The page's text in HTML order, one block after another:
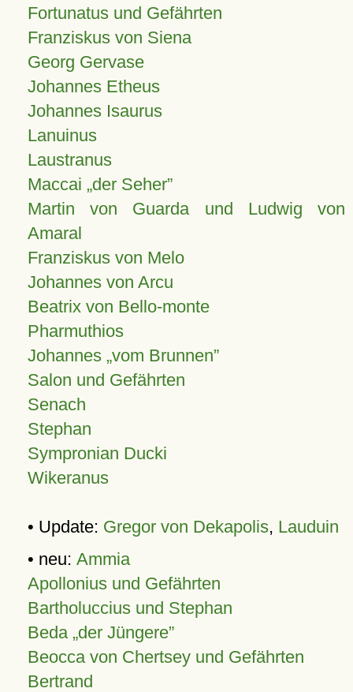
Fortunatus und Gefährten
Franziskus von Siena
Georg Gervase
Johannes Etheus
Johannes Isaurus
Lanuinus
Laustranus
Maccai „der Seher”
Martin von Guarda und Ludwig von
Amaral
Franziskus von Melo
Johannes von Arcu
Beatrix von Bello-monte
Pharmuthios
Johannes vom Brunnen
Salon und Gefährten
Senach
Stephan
Sympronian Ducki
Wikeranus
• Update: Gregor von Dekapolis, Lauduin
• neu: Ammia
Apollonius und Gefährten
Bartholuccius und Stephan
Beda „der Jüngere”
Beocca von Chertsey und Gefährten
Bertrand